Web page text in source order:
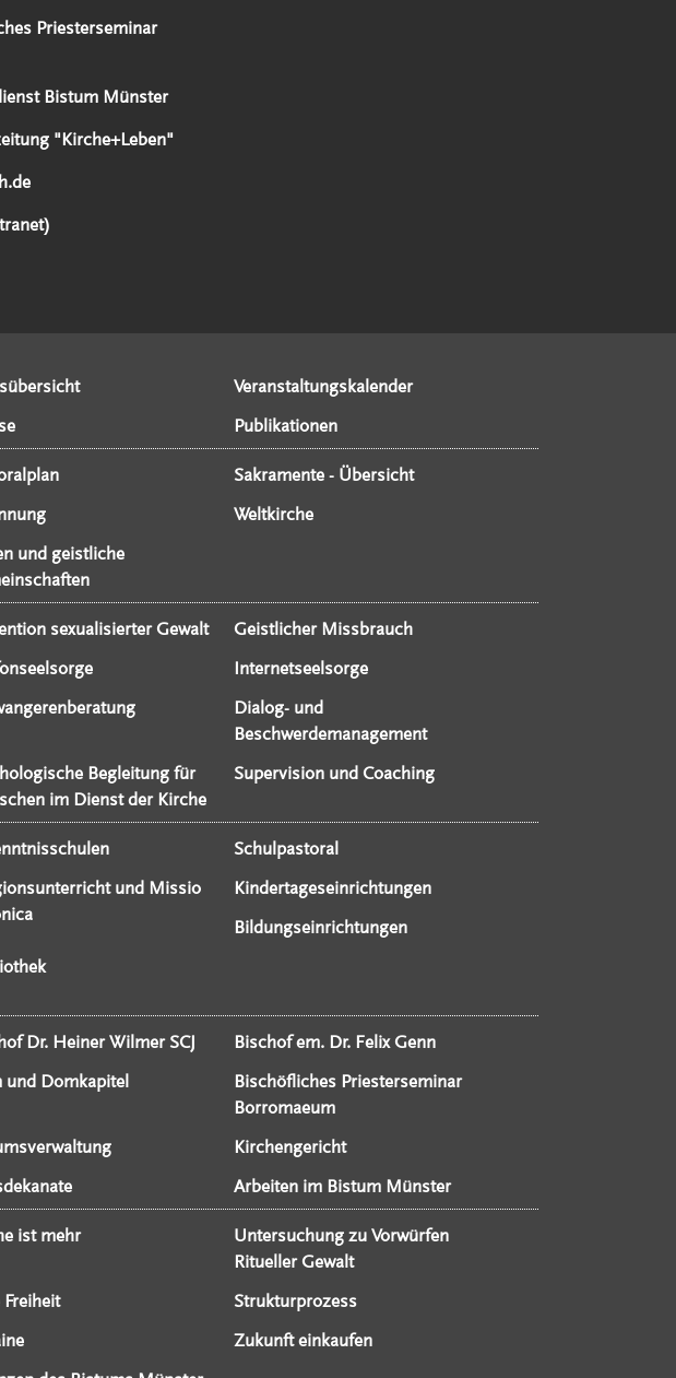
Priesterseminar
Bistum Münster
"Kirche+Leben"
Veranstaltungskalender
Publikationen
Sakramente - Übersicht
Weltkirche
und geistliche
sexualisierter Gewalt
Geistlicher Missbrauch
Internetseelsorge
Dialog- und
Beschwerdemanagement
Begleitung für
im Dienst der Kirche
Supervision und Coaching
Schulpastoral
und Missio
Kindertageseinrichtungen
Bildungseinrichtungen
Dr. Heiner Wilmer SCJ
Bischof em. Dr. Felix Genn
und Domkapitel
Bischöfliches Priesterseminar
Borromaeum
Kirchengericht
Arbeiten im Bistum Münster
ist mehr
Untersuchung zu Vorwürfen
Ritueller Gewalt
Freiheit
Strukturprozess
Zukunft einkaufen